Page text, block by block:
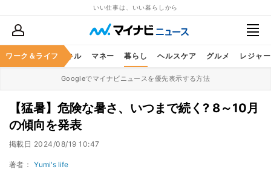
いい仕事は、いい暮らしから
ワーク＆ライフ
ア ビジネススキル マネー 暮らし ヘルスケア グルメ レジャー
Googleでマイナビニュースを優先表示する方法
【猛暑】危険な暑さ、いつまで続く? 8～10月
の傾向を発表
掲載日 2024/08/19 10:47
著者： Yumi's life